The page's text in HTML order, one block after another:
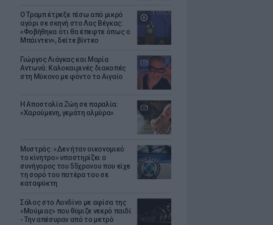
Ο Τραμπ έτρεξε πίσω από μικρό
αγόρι σε σκηνή στο Λας Βέγκας:
«Φοβήθηκα ότι θα έπεφτε όπως ο
Μπάιντεν», δείτε βίντεο
Γιώργος Λιάγκας και Μαρία
Αντωνά: Καλοκαιρινές διακοπές
στη Μύκονο με φόντο το Αιγαίο
Η Αποστολία Ζώη σε παραλία:
«Χαρούμενη, γεμάτη αλμύρα»
Μυστράς: «Δεν ήταν οικονομικό
το κίνητρο» υποστηρίζει ο
συνήγορος του 55χρονου που είχε
τη σορό του πατέρα του σε
καταψύκτη
Σάλος στο Λονδίνο με αφίσα της
«Μούμιας» που θύμιζε νεκρό παιδί
- Την απέσυραν από το μετρό